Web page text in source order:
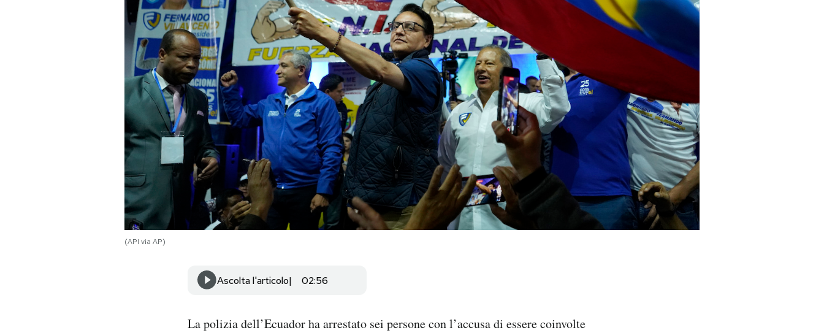
AREA PERSONALE
(API via AP)
Ascolta l'articolo 02:56
La polizia dell’Ecuador ha arrestato sei persone con l’accusa di essere coinvolte